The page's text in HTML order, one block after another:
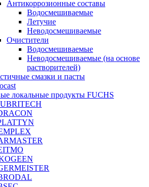
Антикоррозионные составы
Водосмешиваемые
Летучие
Неводосмешиваемые
Очистители
Водосмешиваемые
Неводосмешиваемые (на основе
растворителей)
смазки и пасты
локальные продукты FUCHS